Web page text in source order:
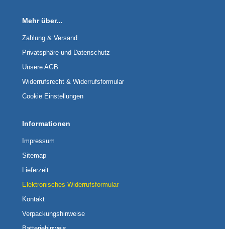
Mehr über...
Zahlung & Versand
Privatsphäre und Datenschutz
Unsere AGB
Widerrufsrecht & Widerrufsformular
Cookie Einstellungen
Informationen
Impressum
Sitemap
Lieferzeit
Elektronisches Widerrufsformular
Kontakt
Verpackungshinweise